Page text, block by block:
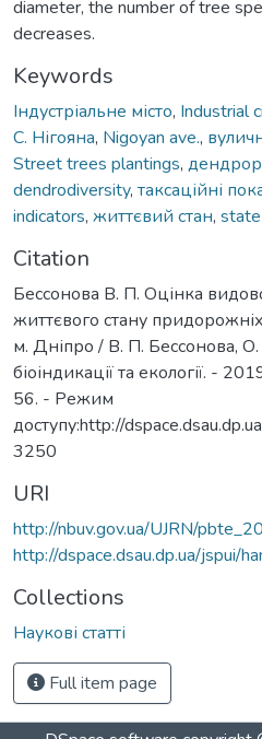
diameter, the number of tree
decreases.
Keywords
Індустріальне місто, Industrial
С. Нігояна, Nigoyan ave.,
Street trees plantings,
dendrodiversity, таксаційні
indicators, життєвий стан,
Citation
Бессонова В. П. Оцінка
життєвого стану
м. Дніпро / В. П. Бессонова,
біоіндикації та екології. -
56. - Режим
доступу:http://
3250
URI
http://nbuv.gov.ua/UJRN/
http://dspace.dsau.dp.ua/jspui/
Collections
Наукові статті
Full item page